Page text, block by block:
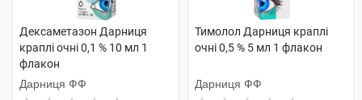
Дексаметазон Дарниця
краплі очні 0,1 % 10 мл 1
флакон
Дарниця ФФ
Тимолол Дарниця краплі
очні 0,5 % 5 мл 1 флакон
Дарниця ФФ